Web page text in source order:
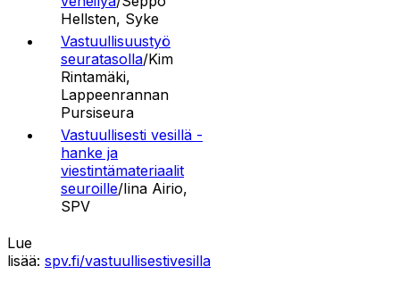
Hellsten, Syke
Vastuullisuustyö
seuratasolla/Kim
Rintamäki,
Lappeenrannan
Pursiseura
Vastuullisesti vesillä -
hanke ja
viestintämateriaalit
seuroille/Iina Airio,
SPV
Lue
lisää: spv.fi/vastuullisestivesilla